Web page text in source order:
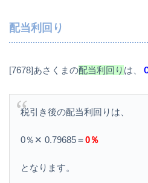
配当利回り
[7678]あさくまの配当利回り は、
税引き後の配当利回りは、
0％✕ 0.79685＝0％
となります。